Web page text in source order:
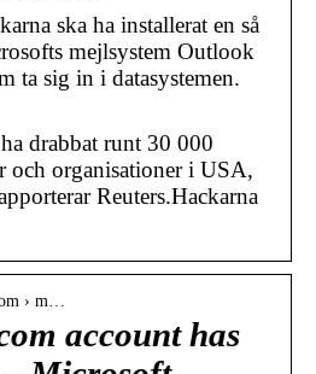
ska ha installerat en så
mejlsystem Outlook
ta sig in i datasystemen.
drabbat runt 30 000
och organisationer i USA,
Reuters.Hackarna
› m…
account has